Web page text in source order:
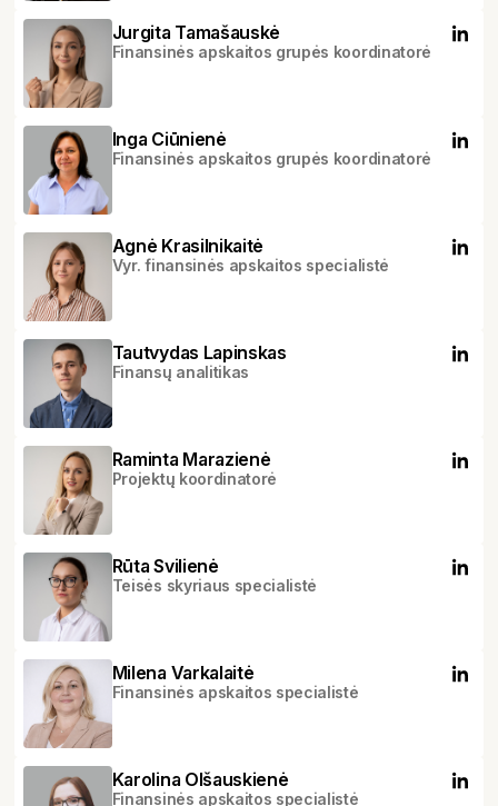
Jurgita Tamašauskė
Finansinės apskaitos grupės koordinatorė
Inga Ciūnienė
Finansinės apskaitos grupės koordinatorė
Agnė Krasilnikaitė
Vyr. finansinės apskaitos specialistė
Tautvydas Lapinskas
Finansų analitikas
Raminta Marazienė
Projektų koordinatorė
Rūta Svilienė
Teisės skyriaus specialistė
Milena Varkalaitė
Finansinės apskaitos specialistė
Karolina Olšauskienė
Finansinės apskaitos specialistė